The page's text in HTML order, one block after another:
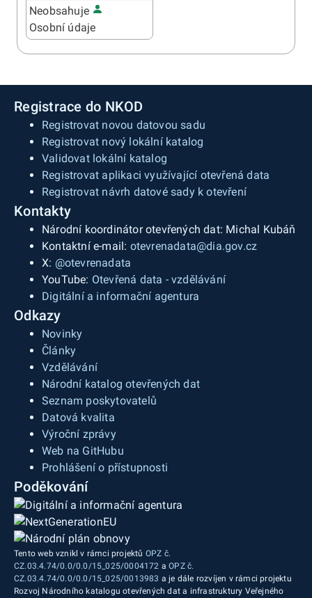
Neobsahuje
Osobní údaje
Registrace do NKOD
Registrovat novou datovou sadu
Registrovat nový lokální katalog
Validovat lokální katalog
Registrovat aplikaci využívající otevřená data
Registrovat návrh datové sady k otevření
Kontakty
Národní koordinátor otevřených dat: Michal Kubáň
Kontaktní e-mail: otevrenadata@dia.gov.cz
X: @otevrenadata
YouTube: Otevřená data - vzdělávání
Digitální a informační agentura
Odkazy
Novinky
Články
Vzdělávání
Národní katalog otevřených dat
Seznam poskytovatelů
Datová kvalita
Výroční zprávy
Web na GitHubu
Prohlášení o přístupnosti
Poděkování
Tento web vznikl v rámci projektů OPZ č.
CZ.03.4.74/0.0/0.0/15_025/0004172 aOPZ č.
CZ.03.4.74/0.0/0.0/15_025/0013983 a je dále rozvíjen v rámci projektu
Rozvoj Národního katalogu otevřených dat a infrastruktury Veřejného